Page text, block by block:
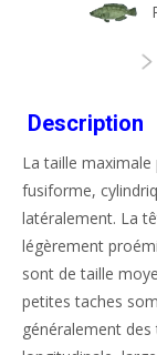
Description
La taille
fusiforme,
latéralement. La
légèrement
sont de taille
petites taches
généralement